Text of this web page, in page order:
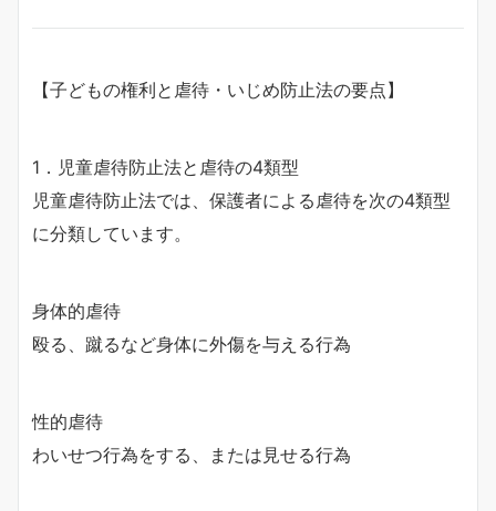
【子どもの権利と虐待・いじめ防止法の要点】
1．児童虐待防止法と虐待の4類型
児童虐待防止法では、保護者による虐待を次の4類型
に分類しています。
身体的虐待
殴る、蹴るなど身体に外傷を与える行為
性的虐待
わいせつ行為をする、または見せる行為